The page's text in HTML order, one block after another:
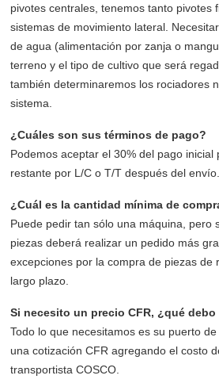
pivotes centrales, tenemos tanto pivotes
sistemas de movimiento lateral.
de agua (alimentación por zanja o
terreno y el tipo de cultivo que será
también determinaremos los rociadores
sistema.
¿Cuáles son sus términos de pago?
Podemos aceptar el 30% del pago inicial
restante por L/C o T/T después del envío.
¿Cuál es la cantidad mínima de
Puede pedir tan sólo una máquina, pero
piezas deberá realizar un pedido más
excepciones por la compra de piezas de
largo plazo.
Si necesito un precio CFR, ¿qué debo
Todo lo que necesitamos es su puerto
una cotización CFR agregando el costo
transportista COSCO.